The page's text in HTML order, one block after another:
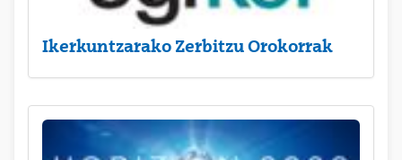
Ikerkuntzarako Zerbitzu Orokorrak